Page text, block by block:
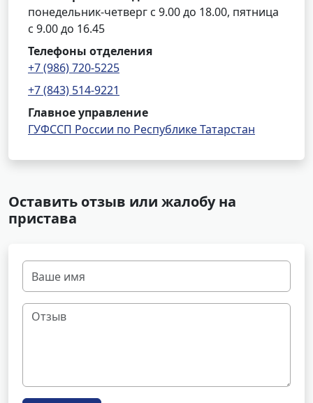
понедельник-четверг с 9.00 до 18.00, пятница
с 9.00 до 16.45
Телефоны отделения
+7 (986) 720-5225
+7 (843) 514-9221
Главное управление
ГУФССП России по Республике Татарстан
Оставить отзыв или жалобу на
пристава